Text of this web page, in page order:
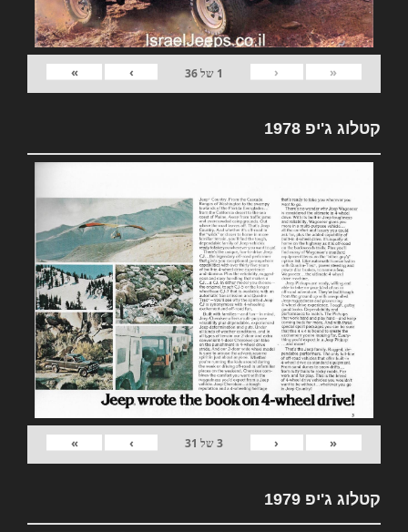
«
‹
1 של36
›
»
קטלוג ג'יפ 1978
«
‹
3של 31
›
»
קטלוג ג'יפ 1979